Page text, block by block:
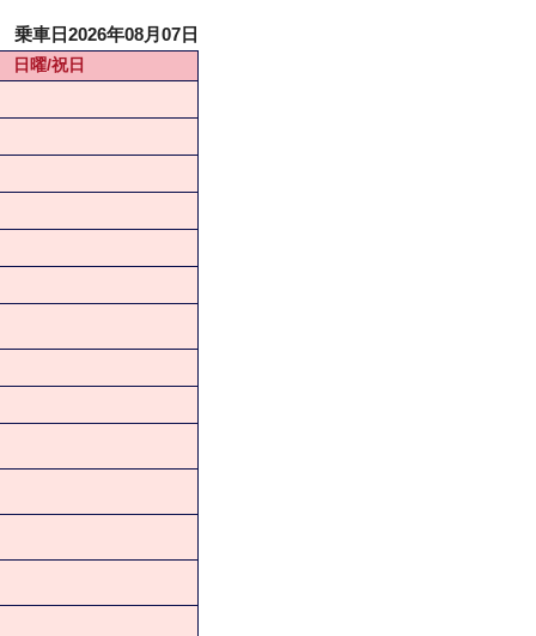
乗車日2026年08月07日
日曜/祝日